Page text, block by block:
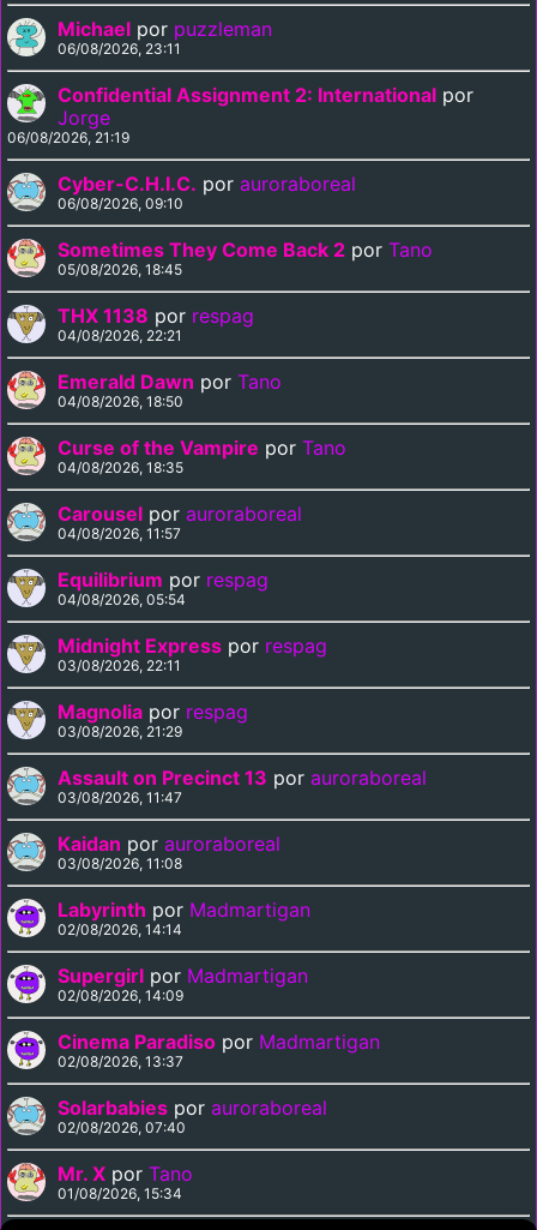
Michael por puzzleman
06/08/2026, 23:11
Confidential Assignment 2: International por
Jorge
06/08/2026, 21:19
Cyber-C.H.I.C. por auroraboreal
06/08/2026, 09:10
Sometimes They Come Back 2 por Tano
05/08/2026, 18:45
THX 1138 por respag
04/08/2026, 22:21
Emerald Dawn por Tano
04/08/2026, 18:50
Curse of the Vampire por Tano
04/08/2026, 18:35
Carousel por auroraboreal
04/08/2026, 11:57
Equilibrium por respag
04/08/2026, 05:54
Midnight Express por respag
03/08/2026, 22:11
Magnolia por respag
03/08/2026, 21:29
Assault on Precinct 13 por auroraboreal
03/08/2026, 11:47
Kaidan por auroraboreal
03/08/2026, 11:08
Labyrinth por Madmartigan
02/08/2026, 14:14
Supergirl por Madmartigan
02/08/2026, 14:09
Cinema Paradiso por Madmartigan
02/08/2026, 13:37
Solarbabies por auroraboreal
02/08/2026, 07:40
Mr. X por Tano
01/08/2026, 15:34